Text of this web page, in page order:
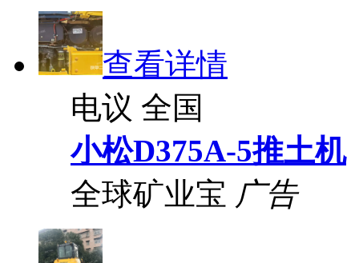
查看详情
电议 全国
小松D375A-5推土机
全球矿业宝 广告